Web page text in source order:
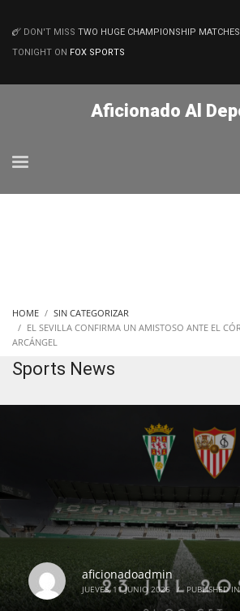
MATCHES
DON'T MISS TWO HUGE CHAMPIONSHIP MATCHES
TONIGHT ON FOX SPORTS
Aficionado Al
HOME
SIN CATEGORIZAR
EL SEVILLA CONFIRMA UN AMISTOSO ANTE EL
ARCÁNGEL
Sports News
aficionadoadmin
JUEVES, 11 JUNIO 2026 / PUBLISHED